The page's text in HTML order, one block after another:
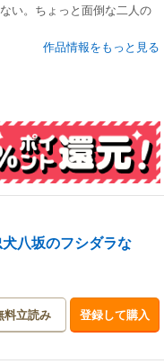
い。ちょっと面倒な二人の
作品情報をもっと見る
犬八坂のフシダラな
料立読み 登録して購入